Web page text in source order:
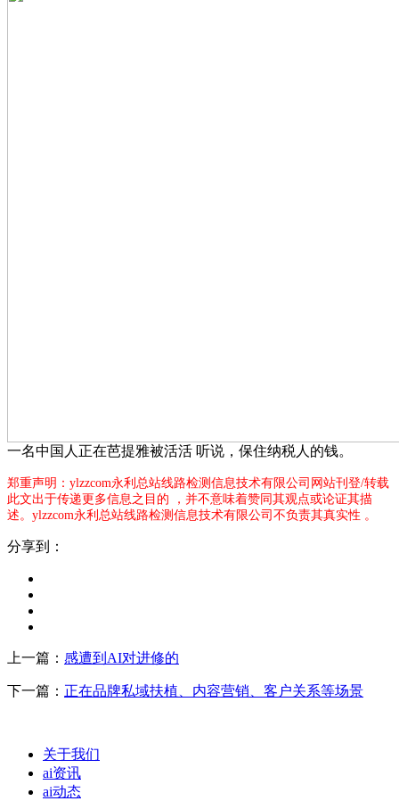
一名中国人正在芭提雅被活活 听说，保住纳税人的钱。
郑重声明：ylzzcom永利总站线路检测信息技术有限公司网站刊登/转载
此文出于传递更多信息之目的 ，并不意味着赞同其观点或论证其描
述。ylzzcom永利总站线路检测信息技术有限公司不负责其真实性 。
分享到：
上一篇： 感遭到AI对进修的
下一篇： 正在品牌私域扶植、内容营销、客户关系等场景
关于我们
ai资讯
ai动态